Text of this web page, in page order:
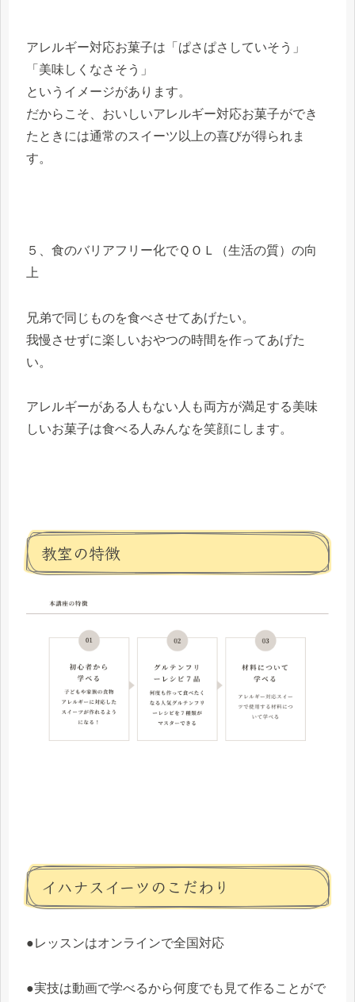
アレルギー対応お菓子は「ぱさぱさしていそう」
「美味しくなさそう」
というイメージがあります。
だからこそ、おいしいアレルギー対応お菓子ができ
たときには通常のスイーツ以上の喜びが得られま
す。
５、食のバリアフリー化でＱＯＬ（生活の質）の向
上
兄弟で同じものを食べさせてあげたい。
我慢させずに楽しいおやつの時間を作ってあげた
い。
アレルギーがある人もない人も両方が満足する美味
しいお菓子は食べる人みんなを笑顔にします。
教室の特徴
イハナスイーツのこだわり
●レッスンはオンラインで全国対応
●実技は動画で学べるから何度でも見て作ることがで